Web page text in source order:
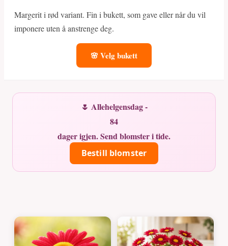
Margerit i rød variant. Fin i bukett, som gave eller når du vil
imponere uten å anstrenge deg.
🌸 Velg bukett
🌷 Allehelgensdag -
84
dager igjen. Send blomster i tide.
Bestill blomster